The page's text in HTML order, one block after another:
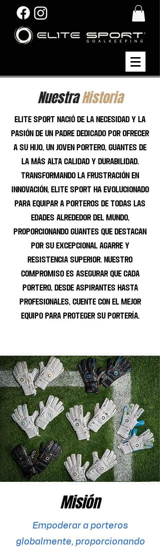
NuestraHistoria
Elite Sport nació de la necesidad y la
pasión de un padre dedicado por ofrecer
a su hijo, un joven portero, guantes de
la más alta calidad y durabilidad.
Transformando la frustración en
innovación, Elite Sport ha evolucionado
para equipar a porteros de todas las
edades alrededor del mundo,
proporcionando guantes que destacan
por su excepcional agarre y
resistencia superior. Nuestro
compromiso es asegurar que cada
portero, desde aspirantes hasta
profesionales, cuente con el mejor
equipo para proteger su portería.
Misión
Empoderar a porteros
globalmente, proporcionando